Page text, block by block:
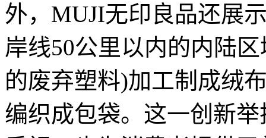
外，MUJI无印良品还展
岸线50公里以内的内陆
的废弃塑料)加工制成绒
编织成包袋。这一创新